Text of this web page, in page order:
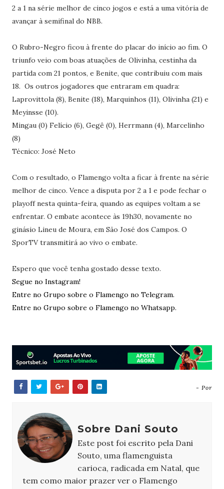
2 a 1 na série melhor de cinco jogos e está a uma vitória de
avançar à semifinal do NBB.
O Rubro-Negro ficou à frente do placar do início ao fim. O
triunfo veio com boas atuações de Olivinha, cestinha da
partida com 21 pontos, e Benite, que contribuiu com mais
18. Os outros jogadores que entraram em quadra:
Laprovittola (8), Benite (18), Marquinhos (11), Olivinha (21) e
Meyinsse (10).
Mingau (0) Felício (6), Gegê (0), Herrmann (4), Marcelinho
(8)
Técnico: José Neto
Com o resultado, o Flamengo volta a ficar à frente na série
melhor de cinco. Vence a disputa por 2 a 1 e pode fechar o
playoff nesta quinta-feira, quando as equipes voltam a se
enfrentar. O embate acontece às 19h30, novamente no
ginásio Lineu de Moura, em São José dos Campos. O
SporTV transmitirá ao vivo o embate.
Espero que você tenha gostado desse texto.
Segue no Instagram!
Entre no Grupo sobre o Flamengo no Telegram.
Entre no Grupo sobre o Flamengo no Whatsapp.
- Por
Sobre Dani Souto
Este post foi escrito pela Dani
Souto, uma flamenguista
carioca, radicada em Natal, que
tem como maior prazer ver o Flamengo